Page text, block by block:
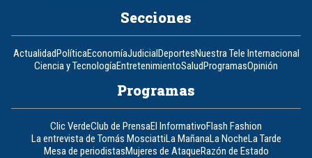
Secciones
ActualidadPolíticaEconomíaJudicialDeportesNuestra Tele Internacional
Ciencia y TecnologíaEntretenimientoSaludProgramasOpinión
Programas
Clic VerdeClub de PrensaEl InformativoFlash Fashion
La entrevista de Tomás MosciattiLa MañanaLa NocheLa Tarde
Mesa de periodistasMujeres de AtaqueRazón de Estado